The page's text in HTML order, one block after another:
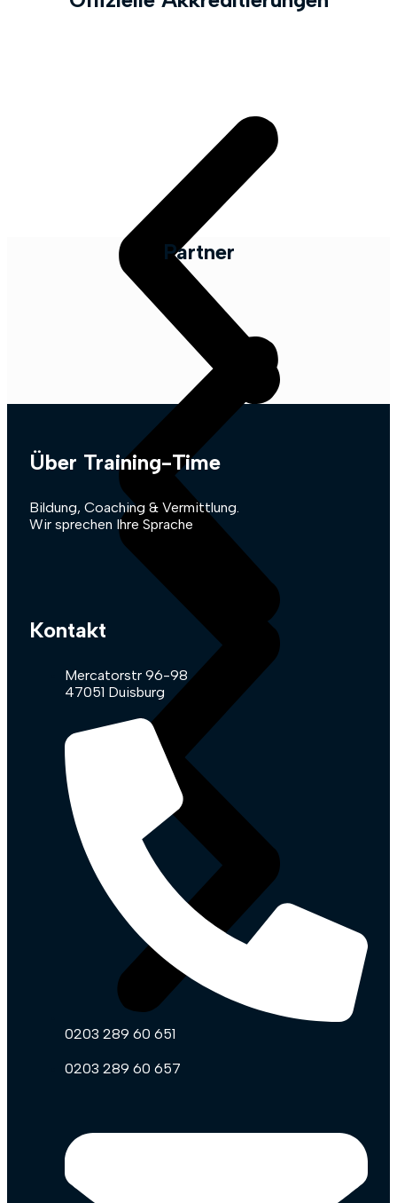
Partner
Über Training-Time
Bildung, Coaching & Vermittlung.
Wir sprechen Ihre Sprache
Kontakt
Mercatorstr 96-98
47051 Duisburg
0203 289 60 651
0203 289 60 657